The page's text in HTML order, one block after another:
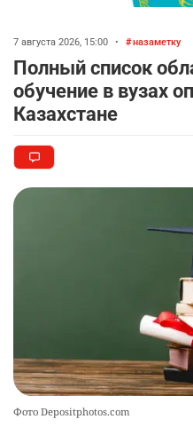
футбольной
8
🚗 Казахстанцев
автокредиты за
2738
9
🦻 Казахстанцы
💻 В школах
содержание
19
7 августа 2026, 15:00 • назаметку
Полный список
обучение в вузах
Казахстане
Фото Depositphotos.com